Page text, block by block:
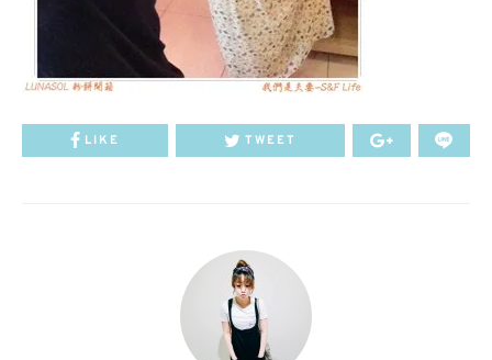
LIKE TWEET